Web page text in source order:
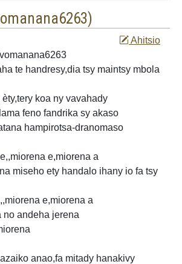
)
Ahitsio
te handresy,dia tsy maintsy mbola
koa ny vavahady
feno fandrika sy akaso
hampirotsa-dranomaso
e,miorena a
ety handalo ihany io fa tsy
e,miorena a
andeha jerena
anao,fa mitady hanakivy